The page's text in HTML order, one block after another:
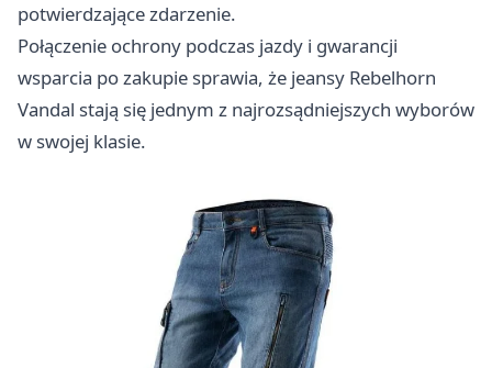
potwierdzające zdarzenie.
Połączenie ochrony podczas jazdy i gwarancji
wsparcia po zakupie sprawia, że jeansy Rebelhorn
Vandal stają się jednym z najrozsądniejszych wyborów
w swojej klasie.